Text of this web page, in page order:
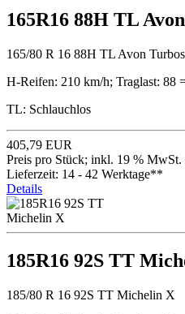
165R16 88H TL
165/80 R 16 88H TL Avon
H-Reifen: 210 km/h; Traglast: 88
TL: Schlauchlos
405,79 EUR
Preis pro Stück; inkl. 19 % MwSt.
Lieferzeit: 14 - 42 Werktage**
Details
185R16 92S TT
185/80 R 16 92S TT Michelin X